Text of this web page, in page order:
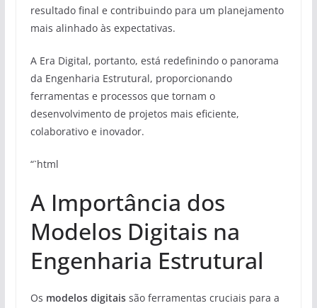
resultado final e contribuindo para um planejamento
mais alinhado às expectativas.
A Era Digital, portanto, está redefinindo o panorama
da Engenharia Estrutural, proporcionando
ferramentas e processos que tornam o
desenvolvimento de projetos mais eficiente,
colaborativo e inovador.
“`html
A Importância dos
Modelos Digitais na
Engenharia Estrutural
Os modelos digitaissão ferramentas cruciais para a